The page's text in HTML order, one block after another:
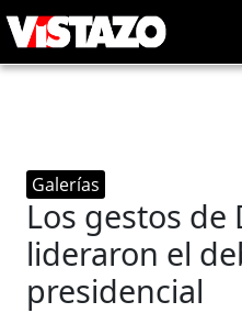
Galerías
Los gestos
lideraron el
presidencial